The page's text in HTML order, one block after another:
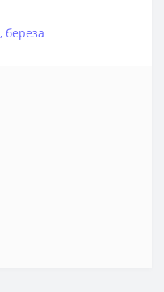
, береза